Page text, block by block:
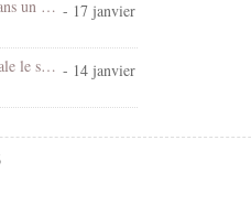
El Hacen Diarra est mort dans un commissariat parisien dans la nuit du 15 au 16 janvier 2026 - 17 janvier
Table ronde sur justice sociale le samedi 24 janvier 2026 à La Comédie de Clermont dans le cadre du Festival Transforme - 14 janvier